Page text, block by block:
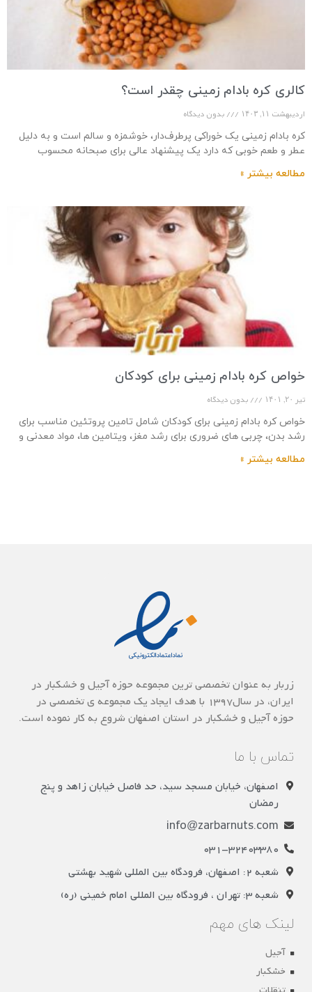
کالری کره بادام زمینی چقدر است؟
اردیبهشت ۱۱, ۱۴۰۳ بدون دیدگاه
کره بادام زمینی یک خوراکی پرطرف‌دار، خوشمزه و سالم است و به دلیل
عطر و طعم خوبی که دارد یک پیشنهاد عالی برای صبحانه محسوب
مطالعه بیشتر »
خواص کره بادام زمینی برای کودکان
تیر ۲۰, ۱۴۰۱ بدون دیدگاه
خواص کره بادام زمینی برای کودکان شامل تامین پروتئین مناسب برای
رشد بدن، چربی های ضروری برای رشد مغز، ویتامین ها، مواد معدنی و
مطالعه بیشتر »
زربار به عنوان تخصصی ترین مجموعه حوزه آجیل و خشکبار در
ایران، در سال1397 با هدف ایجاد یک مجموعه ی تخصصی در
حوزه آجیل و خشکبار در استان اصفهان شروع به کار نموده است.
تماس با ما
اصفهان، خیابان مسجد سید، حد فاصل خیابان زاهد و پنج
رمضان
info@zarbarnuts.com
031-32403380
شعبه 2: اصفهان، فرودگاه بین المللی شهید بهشتی
شعبه 3: تهران ، فرودگاه بین المللی امام خمینی (ره)
لینک های مهم
آجیل
خشکبار